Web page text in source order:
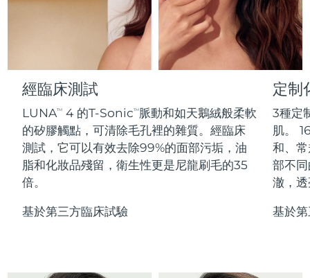
經臨床測試
LUNATM 4 的T-SonicTM脈動和如天鵝絨般柔軟
的矽膠觸點，可清除毛孔裡的雜質。經臨床
測試，它可以有效去除99%的面部污垢，油
脂和化妝品殘留，衛生性更是尼龍刷毛的35
倍。
基於第三方臨床試驗
定制
3種定
肌。
和、
部不
澈，
基於
FAQ™產品
All anti-aging treatments
FAQ™產品
All LED treatments
FAQ™ products
All toning treatments
PEACH™ 2
IPL hair removal
PEACH™ 2 go
Travel-friendly IPL hair removal
PEACH™ Cooling Prep Gel
LUNA™ 4 body
Massaging body brush
SUPERCHARGED™ serum
Firming body serum
ESPADA™ 2 plus
Recurring acne LED therapy
ESPADA™ 2
Acne treatment device
ESPADA™ Blemish Solution
眼部護理
BEAR™ 2 eyes & lips
Microcurrent line smoothing device
IRIS™ 2
Rejuvenating eye massager
眼部護膚
毛孔護理
KIWI™ derma
Diamond microdermabrasion .
Blackhead remover
LUNA™ 4 hair
2-in-1 LED scalp massager
LED light hairbrush
牙齒美白
NEW
issa™ Teeth Whitening Set
Dual LED + sonic device & 18% PAP gel
issa™ Teeth Whitening Gel
更多的
預計送達日期8/16/26
預計送達日期 8/12/26
中國香港特別行政區 8/13/26
匈牙利 預計送達日期8/12/26
冰島 預計送達日期 8/13/26
印尼 8/10/26
愛爾蘭 8/12/26